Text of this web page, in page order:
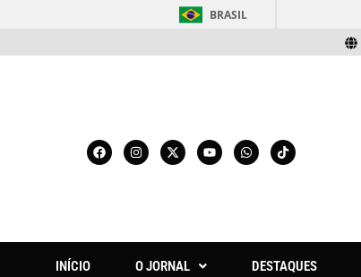
BRASIL
INÍCIO O JORNAL DESTAQUES